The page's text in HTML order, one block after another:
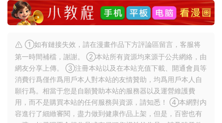
①如有鏈接失效，請在漫畫作品下方評論區留言，客服将
第一時間補檔，謝謝。 ②本站所有資源均來源于公共網絡，由
網友分享上傳。 ③注冊本站以及在本站充值下載、開通會員等
消費行爲僅作爲用戶本人對本站的友情贊助，均爲用戶本人自
願行爲。相當于您是自願贊助本站的服務器以及運營維護費
用，而不是購買本站的任何服務與資源，請知悉！ ④本網對内
容進行了細緻審閱，盡力做到健康作品上架，但是，百密也有